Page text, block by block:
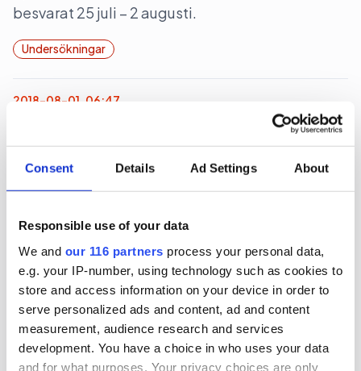
Consent Details Ad Settings About
Responsible use of your data
We and our 116 partners process your personal data,
e.g. your IP-number, using technology such as cookies to
store and access information on your device in order to
serve personalized ads and content, ad and content
measurement, audience research and services
development. You have a choice in who uses your data
and for what purposes. Your privacy choices are only
besvarat 25 juli – 2 augusti.
Undersökningar
2018-08-01, 06:47
högskoleutbildade mest negativa
Undersökningen bygger på 1 086 intervjuer
svarsfrekvensen 50 procent. Undersökningen
visar att 50 procent är ganska eller mycket
negativt inställda till reklam, jämfört med 52
procent 2016, då undersökningen genomfördes
senast. Andelen ”mycket negativa” ligger på 19
procent. Andelen positiva till reklam har dock
minskat från 18 till rekordlåga 17 procent.